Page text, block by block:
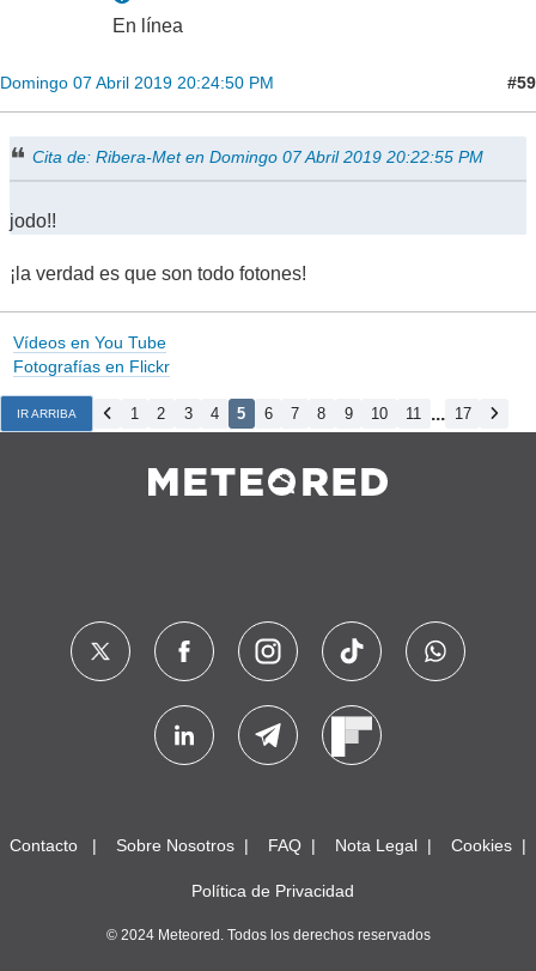
En línea
Domingo 07 Abril 2019 20:24:50 PM #59
Cita de: Ribera-Met en Domingo 07 Abril 2019 20:22:55 PM
jodo!!
¡la verdad es que son todo fotones!
Vídeos en You Tube
Fotografías en Flickr
IR ARRIBA 1 2 3 4 5 6 7 8 9 10 11 ... 17
Contacto Sobre Nosotros FAQ Nota Legal Cookies
Política de Privacidad
© 2024 Meteored. Todos los derechos reservados